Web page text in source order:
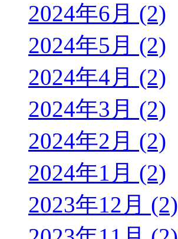
2024年6月 (2)
2024年5月 (2)
2024年4月 (2)
2024年3月 (2)
2024年2月 (2)
2024年1月 (2)
2023年12月 (2)